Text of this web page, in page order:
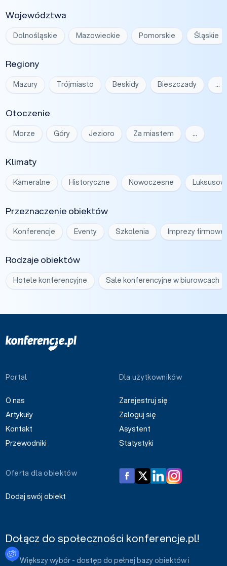
Województwa
Dolnośląskie Mazowieckie Pomorskie Śląskie
Regiony
Mazury Trójmiasto Beskidy Bieszczady …
Otoczenie
Morze Góry Jezioro Za miastem …
Klimaty
Kameralne Historyczne Nowoczesne
Przeznaczenie obiektów
Konferencje Eventy Szkolenia Imprezy firmowe
Rodzaje obiektów
Hotele konferencyjne Sale konferencyjne w biurowcach
Portal
O nas
Artykuły
Kontakt
Przewodniki
Dla użytkowników
Zarejestruj się
Zaloguj się
Asystent
Statystyki
Oferta dla obiektów
Dodaj swój obiekt
Dołącz do społeczności konferencje.pl!
Większy wybór - dostęp do pełnej bazy obiektów i
Ustawienia plików cookies